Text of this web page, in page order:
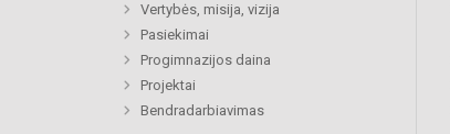
Vertybės, misija, vizija
Pasiekimai
Progimnazijos daina
Projektai
Bendradarbiavimas